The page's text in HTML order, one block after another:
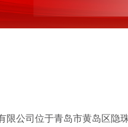
限公司位于青岛市黄岛区隐